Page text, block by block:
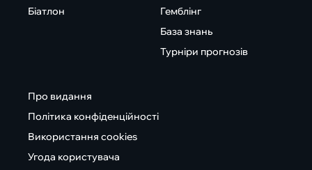
Біатлон
Гемблінг
База знань
Турніри прогнозів
Про видання
Політика конфіденційності
Використання cookies
Угода користувача